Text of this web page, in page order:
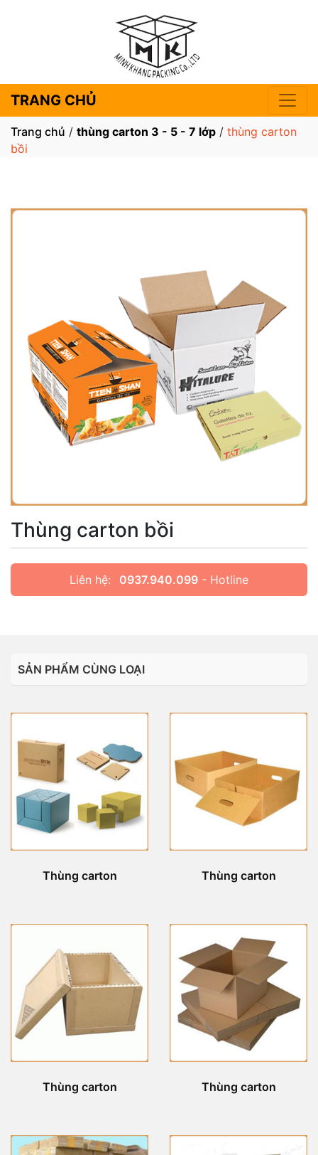
TRANG CHỦ
Trang chủ / thùng carton 3 - 5 - 7 lớp / thùng carton
bồi
Thùng carton bồi
Liên hệ: 0937.940.099 - Hotline
SẢN PHẨM CÙNG LOẠI
Thùng carton Thùng carton
Thùng carton Thùng carton